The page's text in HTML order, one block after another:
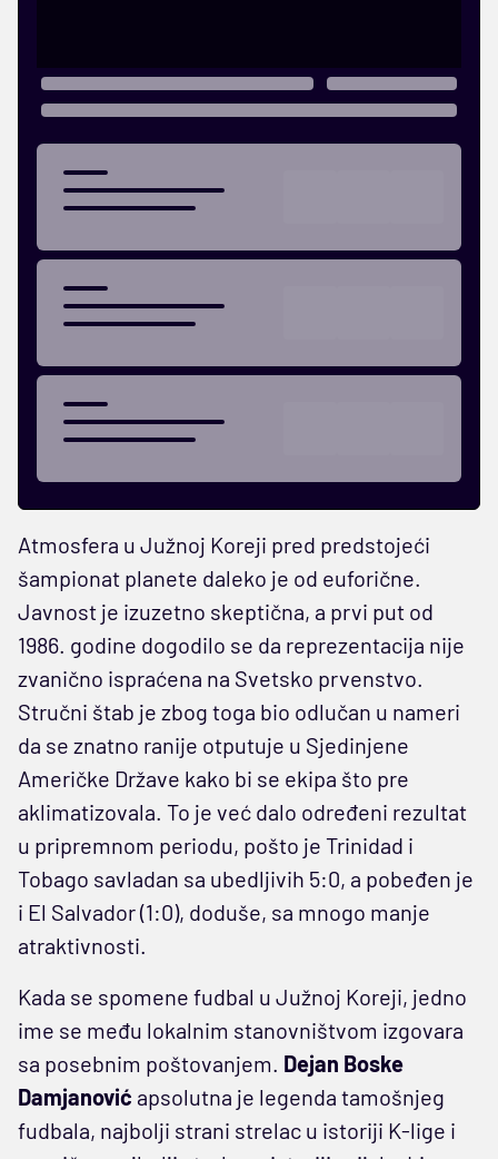
Atmosfera u Južnoj Koreji pred predstojeći
šampionat planete daleko je od euforične.
Javnost je izuzetno skeptična, a prvi put od
1986. godine dogodilo se da reprezentacija nije
zvanično ispraćena na Svetsko prvenstvo.
Stručni štab je zbog toga bio odlučan u nameri
da se znatno ranije otputuje u Sjedinjene
Američke Države kako bi se ekipa što pre
aklimatizovala. To je već dalo određeni rezultat
u pripremnom periodu, pošto je Trinidad i
Tobago savladan sa ubedljivih 5:0, a pobeđen je
i El Salvador (1:0), doduše, sa mnogo manje
atraktivnosti.
Kada se spomene fudbal u Južnoj Koreji, jedno
ime se među lokalnim stanovništvom izgovara
sa posebnim poštovanjem. Dejan Boske
Damjanović apsolutna je legenda tamošnjeg
fudbala, najbolji strani strelac u istoriji K-lige i